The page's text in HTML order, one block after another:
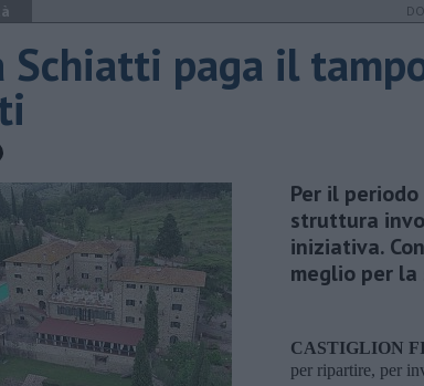
Schiatti paga il
Per il
struttura
iniziativa.
meglio per
CASTIGLION
per ripartire, per